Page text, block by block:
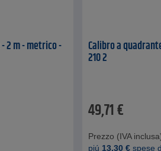
2 m - metrico - Calibro a
210 2
49,71€
Prezzo (IVA
piú 13,30 €spese